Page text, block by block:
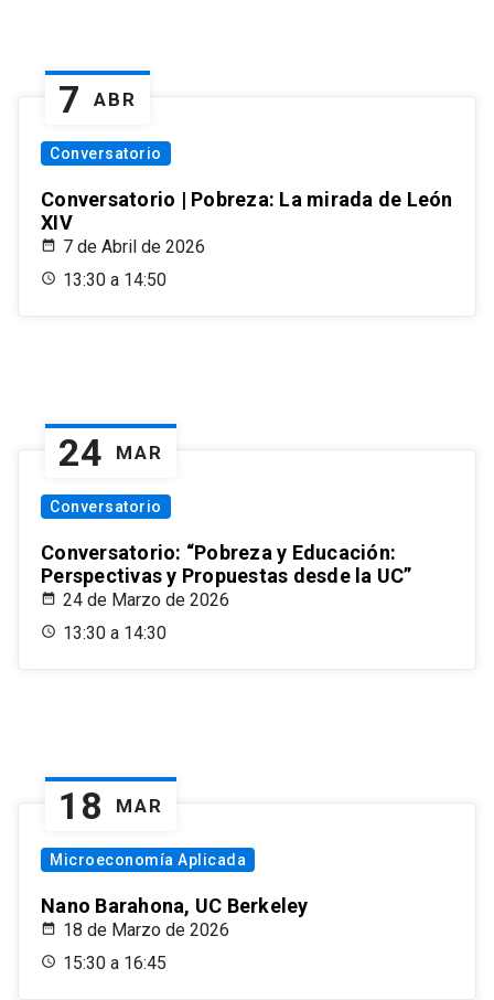
7 ABR
Conversatorio
Conversatorio | Pobreza: La mirada de León
XIV
7 de Abril de 2026
13:30 a 14:50
24 MAR
Conversatorio
Conversatorio: “Pobreza y Educación:
Perspectivas y Propuestas desde la UC”
24 de Marzo de 2026
13:30 a 14:30
18 MAR
Microeconomía Aplicada
Nano Barahona, UC Berkeley
18 de Marzo de 2026
15:30 a 16:45